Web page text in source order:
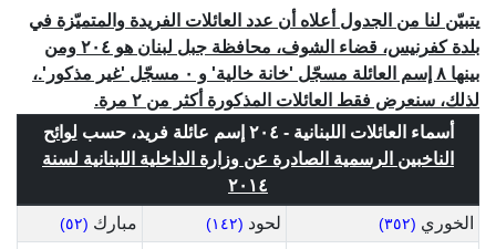
يتبيّن لنا من الجدول أعلاه أن عدد العائلات الفريدة والمتميّزة في
بلدة كفرنيس، قضاء الشوف، محافظة جبل لبنان هو ٢٠٤ ومن
بينها ٨ إسم العائلة مسجّل 'خانة خالية' و ٠ مسجّل 'غير مذكور'.،
لذلك، سنعرض فقط العائلات المذكورة أكثر من ٢ مرة.
أسماء العائلات اللبنانية - ٢٠٤ إسم عائلة فريد، حسب
لوائح
الناخبين الرسمية الصادرة عن وزارة الداخلية اللبنانية لسنة
٢٠١٤
الخوري (٣٥٢) لحود (١٤٢) مبارك (٥٢)